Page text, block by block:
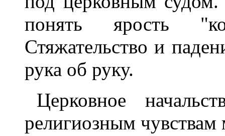
понять ярость
Стяжательство и
рука об руку.
Церковное
религиозным чувствам